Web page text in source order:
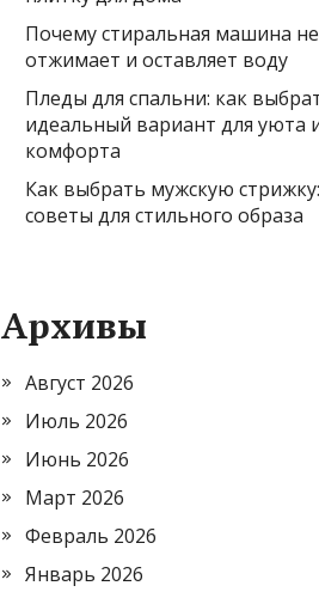
Почему стиральная машина не
отжимает и оставляет воду
Пледы для спальни: как
идеальный вариант для уюта
комфорта
Как выбрать мужскую стрижку:
советы для стильного образа
Архивы
Август 2026
Июль 2026
Июнь 2026
Март 2026
Февраль 2026
Январь 2026